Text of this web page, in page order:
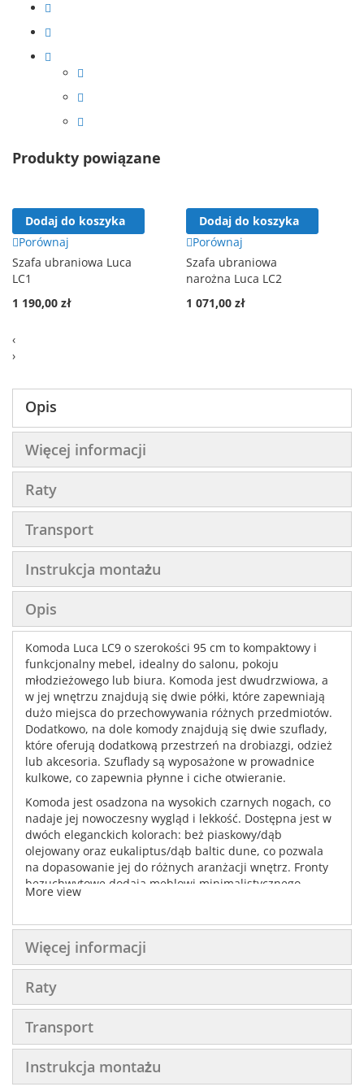
Produkty powiązane
Dodaj do koszyka
Porównaj
Szafa ubraniowa Luca
LC1
1 190,00 zł
Dodaj do koszyka
Porównaj
Szafa ubraniowa
narożna Luca LC2
1 071,00 zł
‹
›
Opis
Więcej informacji
Raty
Transport
Instrukcja montażu
Opis
Komoda Luca LC9 o szerokości 95 cm to kompaktowy i
funkcjonalny mebel, idealny do salonu, pokoju
młodzieżowego lub biura. Komoda jest dwudrzwiowa, a
w jej wnętrzu znajdują się dwie półki, które zapewniają
dużo miejsca do przechowywania różnych przedmiotów.
Dodatkowo, na dole komody znajdują się dwie szuflady,
które oferują dodatkową przestrzeń na drobiazgi, odzież
lub akcesoria. Szuflady są wyposażone w prowadnice
kulkowe, co zapewnia płynne i ciche otwieranie.
Komoda jest osadzona na wysokich czarnych nogach, co
nadaje jej nowoczesny wygląd i lekkość. Dostępna jest w
dwóch eleganckich kolorach: beż piaskowy/dąb
olejowany oraz eukaliptus/dąb baltic dune, co pozwala
na dopasowanie jej do różnych aranżacji wnętrz. Fronty
bezuchwytowe dodają meblowi minimalistycznego
charakteru, a wykonanie z płyty laminowanej gwarantuje
More view
Więcej informacji
Raty
Transport
Instrukcja montażu